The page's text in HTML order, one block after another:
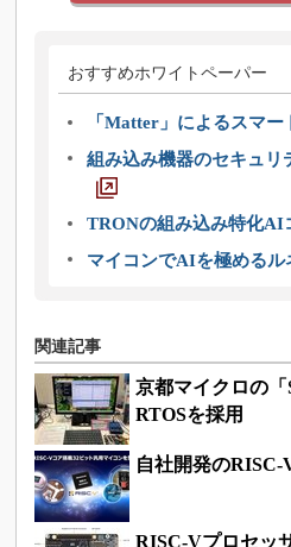
おすすめホワイトペーパー
「Matter」によるスマ
組み込み機器のセキュ
TRONの組み込み特化AI
マイコンでAIを極める
関連記事
京都マイクロの
RTOSを採用
自社開発のRISC-
RISC-Vプロセッ